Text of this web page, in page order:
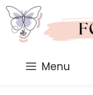
Saltar
al
contenido
Menu